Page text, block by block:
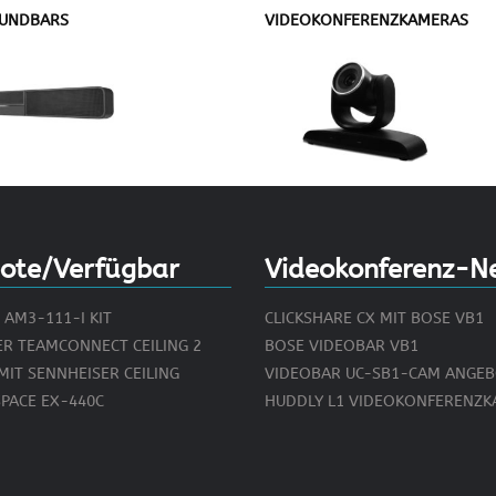
VIDEOKONFERENZKAMERAS
Verfügbar Videokonferenz-
AM3-111-I KIT
TEAMCONNECT CEILING 2
SENNHEISER CEILING
EX-440C
CLICKSHARE CX MIT BOSE VB1
BOSE VIDEOBAR VB1
VIDEOBAR UC-SB1-CAM
HUDDLY L1